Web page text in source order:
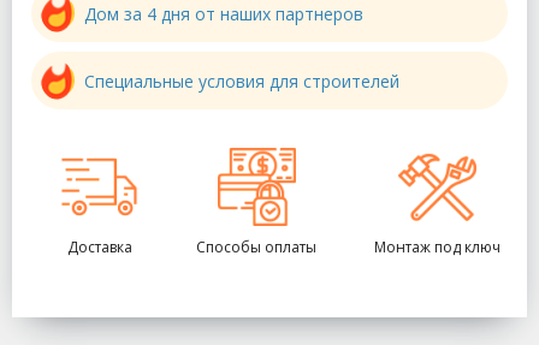
Дом за 4 дня от наших партнеров
Специальные условия для строителей
Доставка Способы оплаты Монтаж под ключ